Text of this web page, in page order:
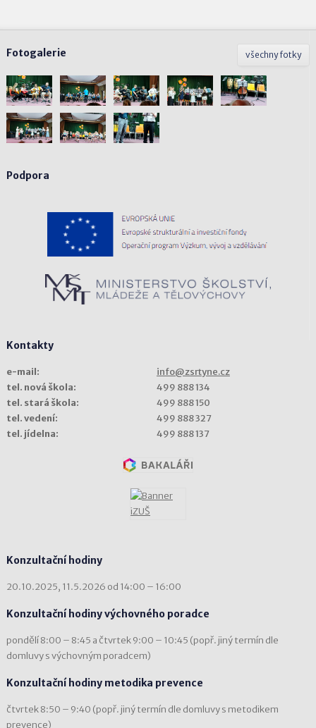
všechny fotky
Fotogalerie
Podpora
Kontakty
e-mail:
info@zsrtyne.cz
tel. nová škola:
499 888 134
tel. stará škola:
499 888 150
tel. vedení:
499 888 327
tel. jídelna:
499 888 137
Konzultační hodiny
20.10.2025, 11.5.2026 od 14:00 – 16:00
Konzultační hodiny výchovného poradce
pondělí 8:00 – 8:45 a čtvrtek 9:00 – 10:45 (popř. jiný termín dle
domluvy s výchovným poradcem)
Konzultační hodiny metodika prevence
čtvrtek 8:50 – 9:40 (popř. jiný termín dle domluvy s metodikem
prevence)